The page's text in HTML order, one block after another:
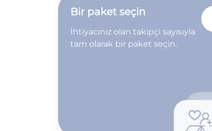
Bir paket seçin
İhtiyacınız olan takipçi sayısıyla
tam olarak bir paket seçin.